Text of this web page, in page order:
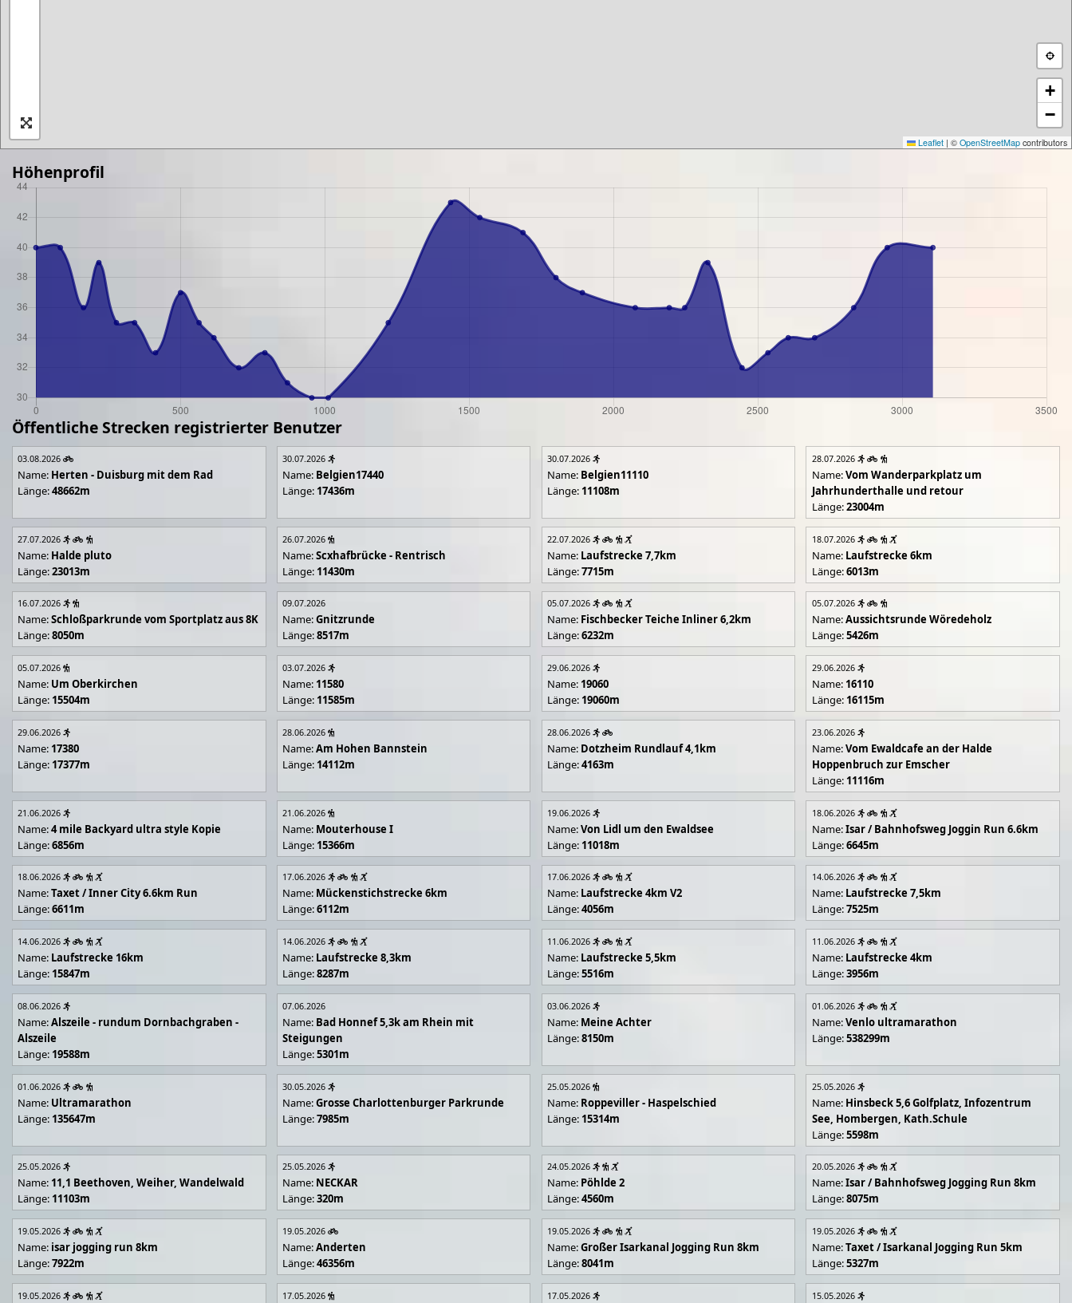
+
−
Leaflet | © OpenStreetMap contributors
Höhenprofil
Öffentliche Strecken registrierter Benutzer
03.08.2026
Name: Herten - Duisburg mit dem Rad
Länge:48662m
30.07.2026
Name: Belgien17440
Länge: 17436m
30.07.2026
Name: Belgien11110
Länge: 11108m
28.07.2026
Name:Vom Wanderparkplatz um
Jahrhunderthalle und retour
Länge:23004m
27.07.2026
Name: Halde pluto
Länge:23013m
26.07.2026
Name:Scxhafbrücke - Rentrisch
Länge: 11430m
22.07.2026
Name: Laufstrecke 7,7km
Länge:7715m
18.07.2026
Name: Laufstrecke 6km
Länge:6013m
16.07.2026
Name:Schloßparkrunde vom Sportplatz aus 8K
Länge:8050m
09.07.2026
Name:Gnitzrunde
Länge:8517m
05.07.2026
Name: Fischbecker Teiche Inliner 6,2km
Länge:6232m
05.07.2026
Name:Aussichtsrunde Wöredeholz
Länge:5426m
05.07.2026
Name: Um Oberkirchen
Länge: 15504m
03.07.2026
Name: 11580
Länge: 11585m
29.06.2026
Name: 19060
Länge: 19060m
29.06.2026
Name: 16110
Länge: 16115m
29.06.2026
Name: 17380
Länge: 17377m
28.06.2026
Name:Am Hohen Bannstein
Länge: 14112m
28.06.2026
Name: Dotzheim Rundlauf 4,1km
Länge:4163m
23.06.2026
Name:Vom Ewaldcafe an der Halde
Hoppenbruch zur Emscher
Länge: 11116m
21.06.2026
Name:4 mile Backyard ultra style Kopie
Länge:6856m
21.06.2026
Name: Mouterhouse I
Länge: 15366m
19.06.2026
Name:Von Lidl um den Ewaldsee
Länge: 11018m
18.06.2026
Name:Isar / Bahnhofsweg Joggin Run 6.6km
Länge:6645m
18.06.2026
Name:Taxet / Inner City 6.6km Run
Länge:6611m
17.06.2026
Name: Mückenstichstrecke 6km
Länge:6112m
17.06.2026
Name: Laufstrecke 4km V2
Länge:4056m
14.06.2026
Name: Laufstrecke 7,5km
Länge:7525m
14.06.2026
Name: Laufstrecke 16km
Länge: 15847m
14.06.2026
Name: Laufstrecke 8,3km
Länge:8287m
11.06.2026
Name: Laufstrecke 5,5km
Länge:5516m
11.06.2026
Name: Laufstrecke 4km
Länge:3956m
08.06.2026
Name:Alszeile - rundum Dornbachgraben -
Alszeile
Länge: 19588m
07.06.2026
Name: Bad Honnef 5,3k am Rhein mit
Steigungen
Länge:5301m
03.06.2026
Name: Meine Achter
Länge:8150m
01.06.2026
Name:Venlo ultramarathon
Länge:538299m
01.06.2026
Name: Ultramarathon
Länge: 135647m
30.05.2026
Name:Grosse Charlottenburger Parkrunde
Länge:7985m
25.05.2026
Name: Roppeviller - Haspelschied
Länge: 15314m
25.05.2026
Name: Hinsbeck 5,6 Golfplatz, Infozentrum
See, Hombergen, Kath.Schule
Länge:5598m
25.05.2026
Name: 11,1 Beethoven, Weiher, Wandelwald
Länge: 11103m
25.05.2026
Name: NECKAR
Länge:320m
24.05.2026
Name: Pöhlde 2
Länge:4560m
20.05.2026
Name:Isar / Bahnhofsweg Jogging Run 8km
Länge:8075m
19.05.2026
Name: isar jogging run 8km
Länge:7922m
19.05.2026
Name:Anderten
Länge:46356m
19.05.2026
Name:Großer Isarkanal Jogging Run 8km
Länge:8041m
19.05.2026
Name:Taxet / Isarkanal Jogging Run 5km
Länge:5327m
19.05.2026 17.05.2026 17.05.2026 15.05.2026